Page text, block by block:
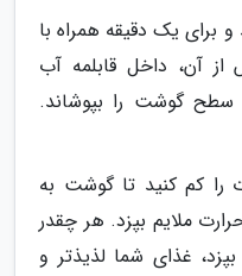
برای یک دقیقه همراه با
آن، داخل قابلمه آب
گوشت را بپوشاند.
را کم کنید تا گوشت به
ملایم بپزد. هر چقدر
غذای شما لذیذتر و